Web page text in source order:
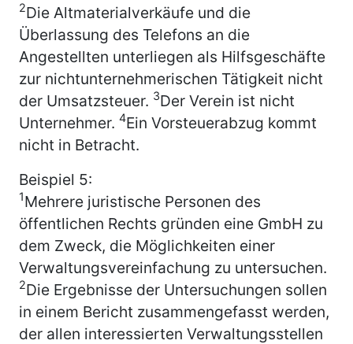
2Die Altmaterialverkäufe und die
Überlassung des Telefons an die
Angestellten unterliegen als Hilfsgeschäfte
zur nichtunternehmerischen Tätigkeit nicht
der Umsatzsteuer. 3Der Verein ist nicht
Unternehmer. 4Ein Vorsteuerabzug kommt
nicht in Betracht.
Beispiel 5:
1Mehrere juristische Personen des
öffentlichen Rechts gründen eine GmbH zu
dem Zweck, die Möglichkeiten einer
Verwaltungsvereinfachung zu untersuchen.
2Die Ergebnisse der Untersuchungen sollen
in einem Bericht zusammengefasst werden,
der allen interessierten Verwaltungsstellen